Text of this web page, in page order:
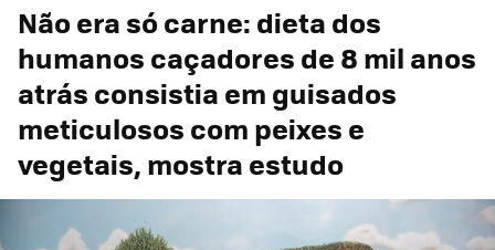
Não era só carne: dieta dos
humanos caçadores de 8 mil anos
atrás consistia em guisados
meticulosos com peixes e
vegetais, mostra estudo